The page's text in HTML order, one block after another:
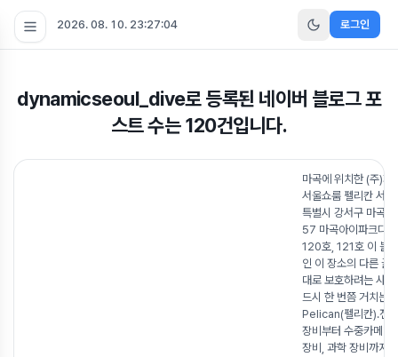
2026. 08. 10. 23:27:05 로그인
dynamicseoul_dive로 등록된 네이버 블로그 포
스트 수는120건입니다.
마곡에 위치한 (주)제
서울쇼룸 펠리칸 서
특별시 강서구 마곡
57 마곡아이파크디
120호, 121호 이 블
인 이 장소의 다른 글
대로 보호하려는 사
드시 한 번쯤 거치는
Pelican(펠리칸).전
장비부터 수중카메라
장비, 과학 장비까지